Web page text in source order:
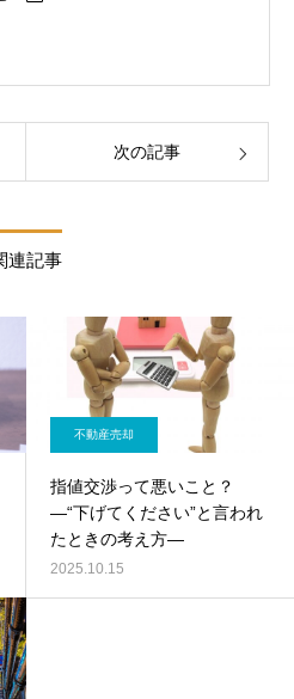
次の記事
連記事
不動産売却
指値交渉って悪いこと？
―“下げてください”と言われ
たときの考え方―
2025.10.15